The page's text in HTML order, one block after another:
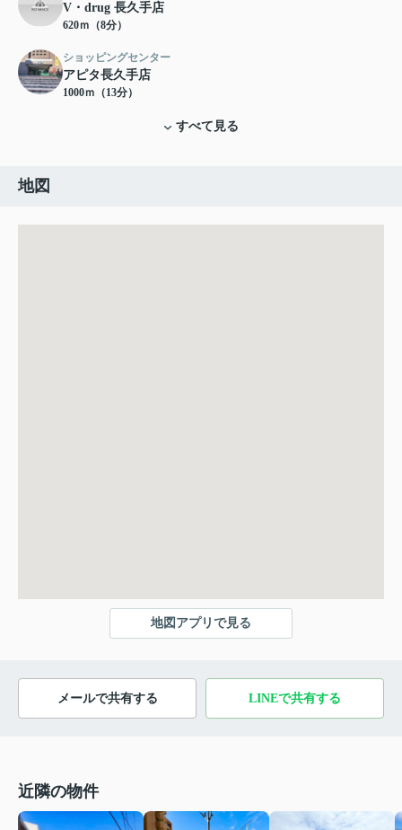
V・drug 長久手店
620ｍ（8分）
ショッピングセンター
アピタ長久手店
1000ｍ（13分）
すべて見る
地図
地図アプリで見る
メールで共有する LINEで共有する
近隣の物件